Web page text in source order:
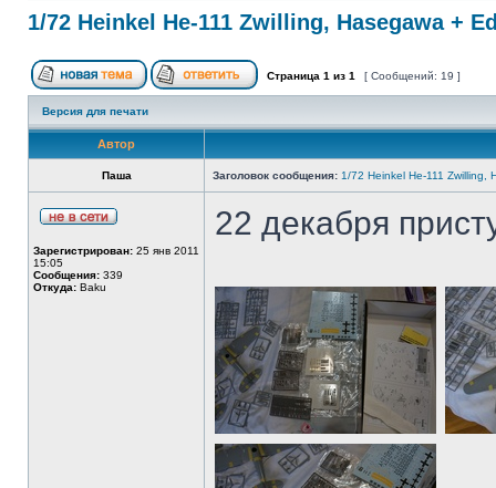
1/72 Heinkel He-111 Zwilling, Hasegawa +
Страница 1 из 1 [ Сообщений: 19 ]
Версия для печати
Автор
Паша Заголовок сообщения: 1/72 Heinkel He-111 Zwilling,
Зарегистрирован: 25 янв 2011
15:05
Сообщения: 339
Откуда: Baku
22 декабря